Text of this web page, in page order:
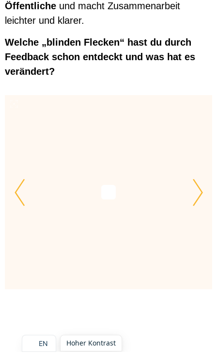
Öffentliche und macht Zusammenarbeit
leichter und klarer.
Welche „blinden Flecken“ hast du durch
Feedback schon entdeckt und was hat es
verändert?
Hoher Kontrast
EN